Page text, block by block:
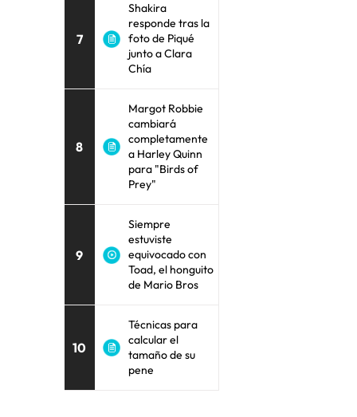
7
Shakira
responde tras la
foto de Piqué
junto a Clara
Chía
8
Margot Robbie
cambiará
completamente
a Harley Quinn
para "Birds of
Prey"
9
Siempre
estuviste
equivocado con
Toad, el honguito
de Mario Bros
10
Técnicas para
calcular el
tamaño de su
pene